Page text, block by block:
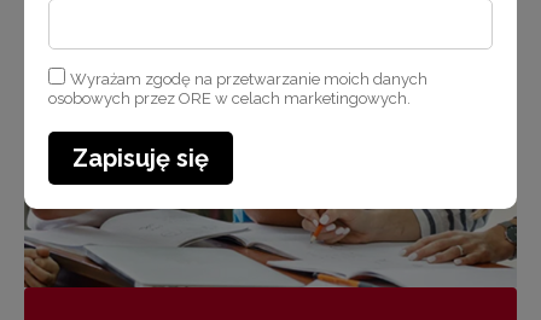
Wyrażam zgodę na przetwarzanie moich danych
osobowych przez ORE w celach marketingowych.
Zapisuję się